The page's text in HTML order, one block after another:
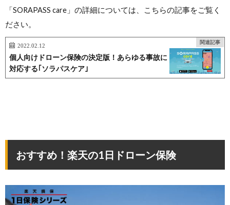
「SORAPASS care」の詳細については、こちらの記事をご覧く
ださい。
関連記事
2022.02.12
個人向けドローン保険の決定版！あらゆる事故に
対応する｢ソラパスケア｣
おすすめ！楽天の1日ドローン保険